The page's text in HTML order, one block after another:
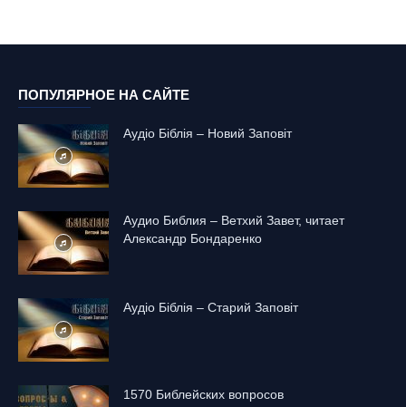
ПОПУЛЯРНОЕ НА САЙТЕ
Аудіо Біблія – Новий Заповіт
Аудио Библия – Ветхий Завет, читает
Александр Бондаренко
Аудіо Біблія – Старий Заповіт
1570 Библейских вопросов